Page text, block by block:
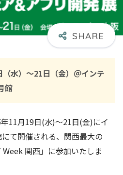
水）～21日（金）＠インテ
館
11月19日(水)～21日(金)にイ
て開催される、関西最大の
関西」に参加いたしま